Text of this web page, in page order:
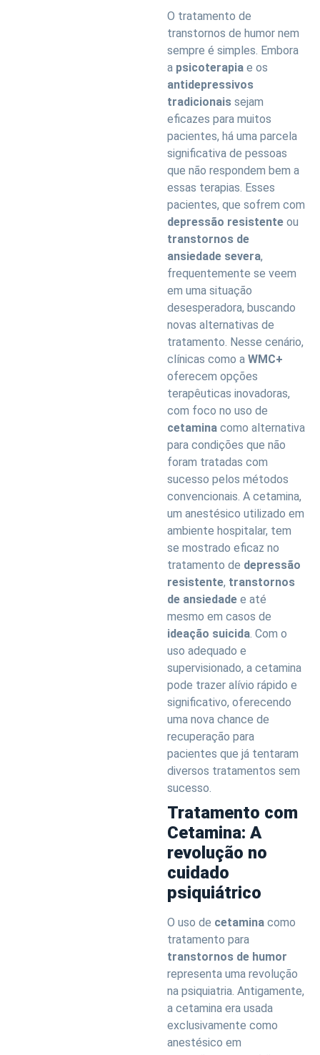
O tratamento de
transtornos de humor nem
sempre é simples. Embora
a psicoterapia e os
antidepressivos
tradicionais sejam
eficazes para muitos
pacientes, há uma parcela
significativa de pessoas
que não respondem bem a
essas terapias. Esses
pacientes, que sofrem com
depressão resistente ou
transtornos de
ansiedade severa,
frequentemente se veem
em uma situação
desesperadora, buscando
novas alternativas de
tratamento. Nesse cenário,
clínicas como a WMC+
oferecem opções
terapêuticas inovadoras,
com foco no uso de
cetamina como alternativa
para condições que não
foram tratadas com
sucesso pelos métodos
convencionais. A cetamina,
um anestésico utilizado em
ambiente hospitalar, tem
se mostrado eficaz no
tratamento de depressão
resistente, transtornos
de ansiedade e até
mesmo em casos de
ideação suicida. Com o
uso adequado e
supervisionado, a cetamina
pode trazer alívio rápido e
significativo, oferecendo
uma nova chance de
recuperação para
pacientes que já tentaram
diversos tratamentos sem
sucesso.
Tratamento com
Cetamina: A
revolução no
cuidado
psiquiátrico
O uso de cetamina como
tratamento para
transtornos de humor
representa uma revolução
na psiquiatria. Antigamente,
a cetamina era usada
exclusivamente como
anestésico em